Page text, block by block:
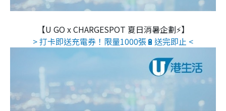
【U GO x CHARGESPOT 夏日消暑企劃⚡】
> 打卡即送充電券！限量1000張🔋送完即止 <